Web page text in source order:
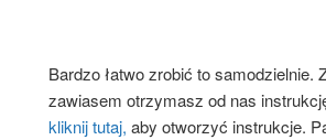
Bardzo łatwo zrobić to
zawiasem otrzymasz od nas
kliknij tutaj, aby otworzyć instrukcje.